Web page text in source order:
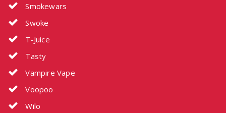
Smokewars
Swoke
T-Juice
Tasty
Vampire Vape
Voopoo
Wilo